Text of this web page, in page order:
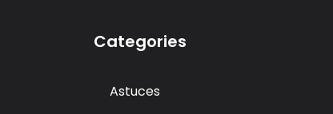
Categories
Astuces